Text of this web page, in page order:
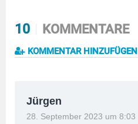
10 KOMMENTARE
KOMMENTAR HINZUFÜGEN
Jürgen
28. September 2023 um 8:03